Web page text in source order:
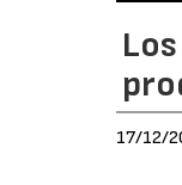
17/12/